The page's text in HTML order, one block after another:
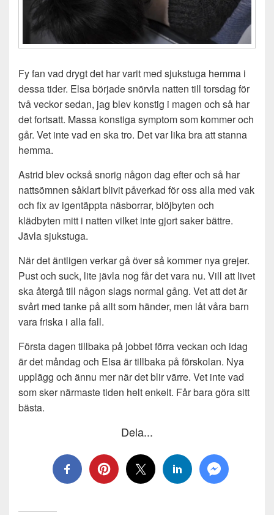
Fy fan vad drygt det har varit med sjukstuga hemma i
dessa tider. Elsa började snörvla natten till torsdag för
två veckor sedan, jag blev konstig i magen och så har
det fortsatt. Massa konstiga symptom som kommer och
går. Vet inte vad en ska tro. Det var lika bra att stanna
hemma.
Astrid blev också snorig någon dag efter och så har
nattsömnen såklart blivit påverkad för oss alla med vak
och fix av igentäppta näsborrar, blöjbyten och
klädbyten mitt i natten vilket inte gjort saker bättre.
Jävla sjukstuga.
När det äntligen verkar gå över så kommer nya grejer.
Pust och suck, lite jävla nog får det vara nu. Vill att livet
ska återgå till någon slags normal gång. Vet att det är
svårt med tanke på allt som händer, men låt våra barn
vara friska i alla fall.
Första dagen tillbaka på jobbet förra veckan och idag
är det måndag och Elsa är tillbaka på förskolan. Nya
upplägg och ännu mer när det blir värre. Vet inte vad
som sker närmaste tiden helt enkelt. Får bara göra sitt
bästa.
Dela...